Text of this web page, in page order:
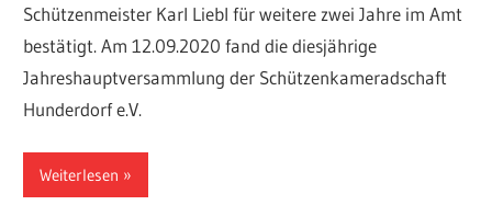
Schützenmeister Karl Liebl für weitere zwei Jahre im Amt
bestätigt. Am 12.09.2020 fand die diesjährige
Jahreshauptversammlung der Schützenkameradschaft
Hunderdorf e.V.
Weiterlesen